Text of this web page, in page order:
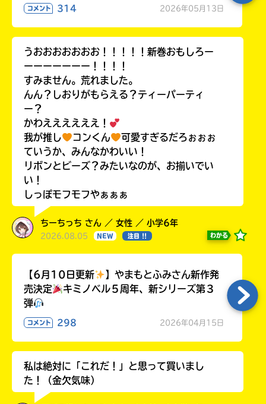
コメント 314 2026年05月13日
うおおおおおおお！！！！！新巻おもしろー
ーーーーーーー！！！！
すみません。荒れました。
んん？しおりがもらえる？ティーパーティ
ー？
かわええええええ！
我が推し
コンくん
可愛すぎるだろぉぉぉ
ていうか、みんなかわいい！
リボンとビーズ？みたいなのが、お揃いでい
い！
しっぽモフモフやぁぁぁ
ちーちっち さん ／ 女性 ／ 小学6年
2026.08.05 NEW 注目 !! わかる
【6月10日更新
】やまもとふみさん新作発
売決定
キミノベル５周年、新シリーズ第３
弾
コメント 298 2026年04月15日
私は絶対に「これだ！」と思って買いまし
た！（金欠気味）